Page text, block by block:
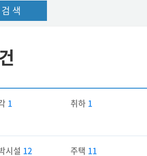
검 색
건
1 취하 1
시설 12 주택 11